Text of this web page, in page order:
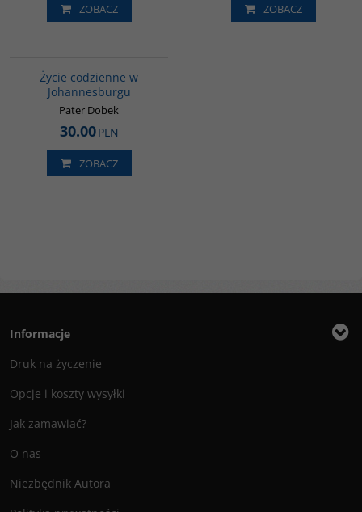
ZOBACZ ZOBACZ
Życie codzienne w
Johannesburgu
Pater Dobek
30.00PLN
ZOBACZ
Informacje
Druk na życzenie
Opcje i koszty wysyłki
Jak zamawiać?
O nas
Niezbędnik Autora